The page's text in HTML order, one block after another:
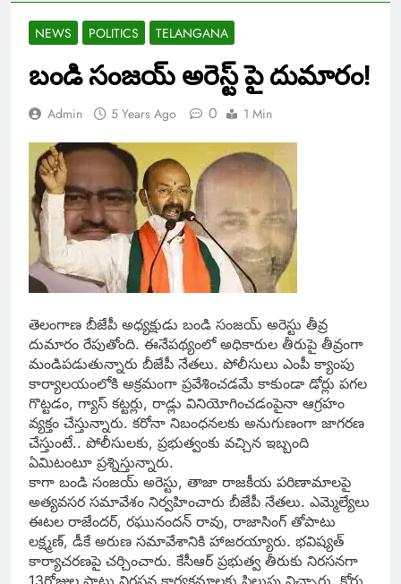
NEWS POLITICS TELANGANA
బండి సంజయ్ అరెస్ట్ పై దుమారం!
Admin 5 Years Ago 0 1 Min
తెలంగాణ బీజేపీ అధ్యక్షుడు బండి సంజయ్ అరెస్టు తీవ్ర
దుమారం రేపుతోంది. ఈనేపథ్యంలో అధికారుల తీరుపై తీవ్రంగా
మండిపడుతున్నారు బీజేపీ నేతలు. పోలీసులు ఎంపీ క్యాంపు
కార్యాలయంలోకి అక్రమంగా ప్రవేశించ‌డ‌మే కాకుండా డోర్లు ప‌గ‌ల
గొట్టడం, గ్యాస్ క‌ట్టర్లు, రాడ్లు వినియోగించ‌డంపైనా ఆగ్రహం
వ్యక్తం చేస్తున్నారు. క‌రోనా నిబంధన‌ల‌కు అనుగుణంగా జాగ‌రణ
చేస్తుంటే.. పోలీసుల‌కు, ప్రభుత్వంకు వ‌చ్చిన ఇబ్బంది
ఏమిటంటూ ప్రశ్నిస్తున్నారు.
కాగా బండి సంజయ్ అరెస్టు, తాజా రాజకీయ పరిణామాలపై
అత్యవసర సమావేశం నిర్వహించారు బీజేపీ నేతలు. ఎమ్మెల్యేలు
ఈటల రాజేందర్, రఘునందన్ రావు, రాజాసింగ్ తోపాటు
లక్ష్మణ్, డీకే అరుణ సమావేశానికి హాజరయ్యారు. భవిష్యత్
కార్యాచరణపై చర్చించారు. కేసీఆర్‌ ప్రభుత్వ తీరుకు నిర‌స‌నగా